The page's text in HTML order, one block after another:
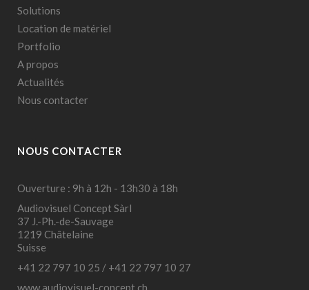
Solutions
Location de matériel
Portfolio
A propos
Actualités
Nous contacter
NOUS CONTACTER
Ouverture : 9h à 12h - 13h30 à 18h
Audiovisuel Concept Sàrl
37 J.-Ph.-de-Sauvage
1219 Châtelaine
Suisse
+41 22 797 10 25 / +41 22 797 10 27
www.audiovisuel-concept.ch